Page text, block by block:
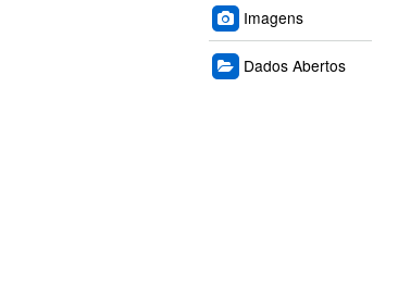
Imagens
Dados Abertos